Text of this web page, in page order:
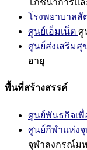
โภชนาการแ
โรงพยาบาลสั
ศูนย์เอ็มเน็ต ศู
ศูนย์ส่งเสริมสุ
อายุ
พื้นที่สร้างสรรค์
ศูนย์พันธกิจเพื่
ศูนย์กีฬาแห่ง
จุฬาลงกรณ์ม